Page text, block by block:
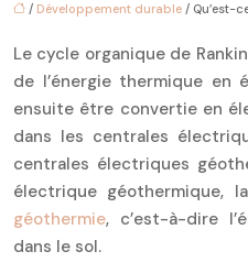
/ Développement durable / Qu’est-
Le cycle organique de
de l’énergie thermique en
ensuite être convertie en
dans les centrales
centrales électriques
électrique géothermique,
géothermie, c’est-à-dire
dans le sol.